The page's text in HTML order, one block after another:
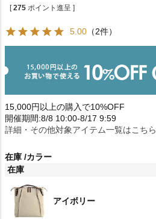
[ 275 ポイント進呈 ]
5.00 （2件）
15,000円以上の購入で10%OFF
開催期間:8/8 10:00-8/17 9:59
詳細・その他対象アイテム一覧はこちら
在庫 カラー
在庫
アイボリー